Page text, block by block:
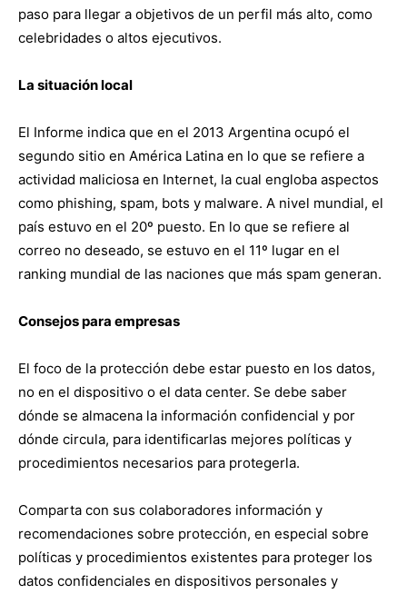
paso para llegar a objetivos de un perfil más alto, como
celebridades o altos ejecutivos.
La situación local
El Informe indica que en el 2013 Argentina ocupó el
segundo sitio en América Latina en lo que se refiere a
actividad maliciosa en Internet, la cual engloba aspectos
como phishing, spam, bots y malware. A nivel mundial, el
país estuvo en el 20º puesto. En lo que se refiere al
correo no deseado, se estuvo en el 11º lugar en el
ranking mundial de las naciones que más spam generan.
Consejos para empresas
El foco de la protección debe estar puesto en los datos,
no en el dispositivo o el data center. Se debe saber
dónde se almacena la información confidencial y por
dónde circula, para identificarlas mejores políticas y
procedimientos necesarios para protegerla.
Comparta con sus colaboradores información y
recomendaciones sobre protección, en especial sobre
políticas y procedimientos existentes para proteger los
datos confidenciales en dispositivos personales y